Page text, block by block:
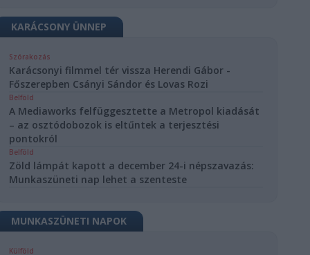
KARÁCSONY ÜNNEP
Szórakozás
Karácsonyi filmmel tér vissza Herendi Gábor -
Főszerepben Csányi Sándor és Lovas Rozi
Belföld
A Mediaworks felfüggesztette a Metropol kiadását
– az osztódobozok is eltűntek a terjesztési
pontokról
Belföld
Zöld lámpát kapott a december 24-i népszavazás:
Munkaszüneti nap lehet a szenteste
MUNKASZÜNETI NAPOK
Külföld